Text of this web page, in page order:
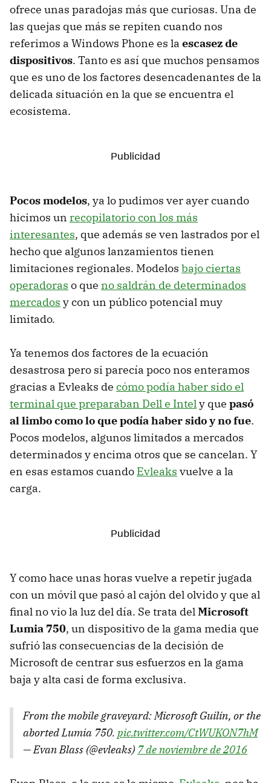
ofrece unas paradojas más que curiosas. Una de
las quejas que más se repiten cuando nos
referimos a Windows Phone es la escasez de
dispositivos. Tanto es así que muchos pensamos
que es uno de los factores desencadenantes de la
delicada situación en la que se encuentra el
ecosistema.
Pocos modelos, ya lo pudimos ver ayer cuando
hicimos un recopilatorio con los más
interesantes, que además se ven lastrados por el
hecho que algunos lanzamientos tienen
limitaciones regionales. Modelos bajo ciertas
operadoras o que no saldrán de determinados
mercados y con un público potencial muy
limitado.
Ya tenemos dos factores de la ecuación
desastrosa pero si parecía poco nos enteramos
gracias a Evleaks de cómo podía haber sido el
terminal que preparaban Dell e Intely que pasó
al limbo como lo que podía haber sido y no fue.
Pocos modelos, algunos limitados a mercados
determinados y encima otros que se cancelan. Y
en esas estamos cuando Evleaks vuelve a la
carga.
Y como hace unas horas vuelve a repetir jugada
con un móvil que pasó al cajón del olvido y que al
final no vio la luz del día. Se trata delMicrosoft
Lumia 750, un dispositivo de la gama media que
sufrió las consecuencias de la decisión de
Microsoft de centrar sus esfuerzos en la gama
baja y alta casi de forma exclusiva.
From the mobile graveyard: Microsoft Guilin, or the
aborted Lumia 750. pic.twitter.com/CtWUKON7hM
— Evan Blass (@evleaks) 7 de noviembre de 2016